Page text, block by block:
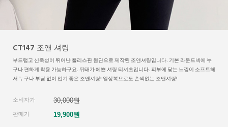
CT147 조앤 셔링
부드럽고 신축성이 뛰어난 폴리스판 원단으로 제작된 조앤셔링입니다. 기본 라운드넥에 누
구나 편하게 착용 가능하구요. 뒤태가 에쁜 셔링 티셔츠입니다. 피부에 닿는 느낌이 소프트해
서 누구나 부담 없이 입기 좋은 조앤셔링! 일상복으로도 손색없는 조앤셔링!
소비자가
30,000원
판매가
19,900원